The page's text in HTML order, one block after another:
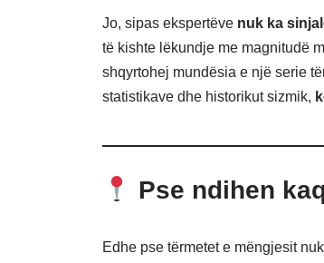
Jo, sipas ekspertëve nuk ka
të kishte lëkundje me magnitudë
shqyrtohej mundësia e një serie
statistikave dhe historikut sizmik,
Pse ndihen
Edhe pse tërmetet e mëngjesit